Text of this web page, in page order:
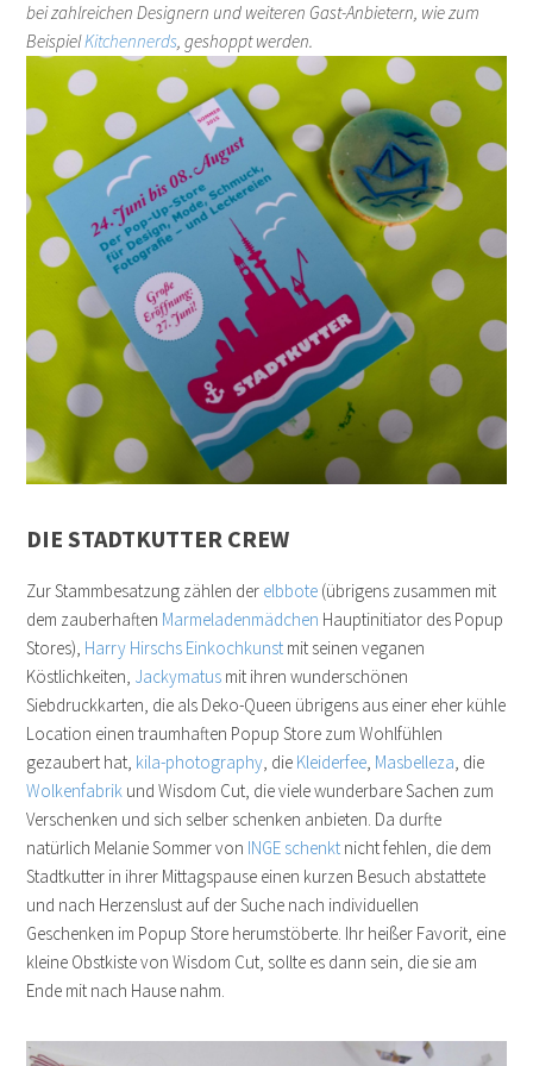
bei zahlreichen Designern und weiteren Gast-Anbietern, wie zum
BeispielKitchennerds, geshoppt werden.
DIE STADTKUTTER CREW
Zur Stammbesatzung zählen der elbbote (übrigens zusammen mit
dem zauberhaften Marmeladenmädchen Hauptinitiator des Popup
Stores), Harry Hirschs Einkochkunst mit seinen veganen
Köstlichkeiten, Jackymatus mit ihren wunderschönen
Siebdruckkarten, die als Deko-Queen übrigens aus einer eher kühle
Location einen traumhaften Popup Store zum Wohlfühlen
gezaubert hat, kila-photography, die Kleiderfee, Masbelleza, die
Wolkenfabrik und Wisdom Cut, die viele wunderbare Sachen zum
Verschenken und sich selber schenken anbieten. Da durfte
natürlich Melanie Sommer von INGE schenkt nicht fehlen, die dem
Stadtkutter in ihrer Mittagspause einen kurzen Besuch abstattete
und nach Herzenslust auf der Suche nach individuellen
Geschenken im Popup Store herumstöberte. Ihr heißer Favorit, eine
kleine Obstkiste von Wisdom Cut, sollte es dann sein, die sie am
Ende mit nach Hause nahm.